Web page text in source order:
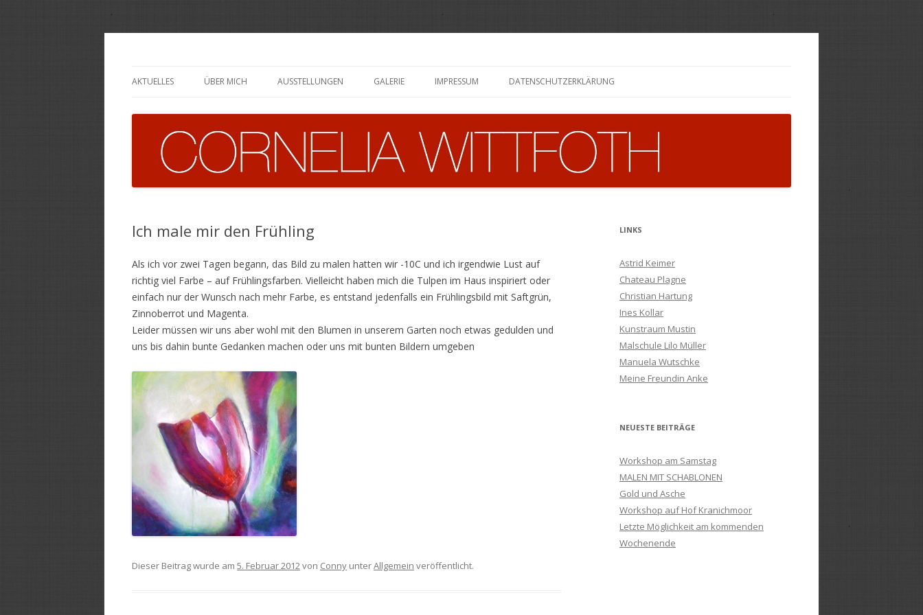
Inhalt
AKTUELLES ÜBER MICH AUSSTELLUNGEN GALERIE IMPRESSUM DATENSCHUTZERKLÄRUNG
Ich male mir den Frühling
Als ich vor zwei Tagen begann, das Bild zu malen hatten wir -10C und ich irgendwie Lust auf
richtig viel Farbe – auf Frühlingsfarben. Vielleicht haben mich die Tulpen im Haus inspiriert oder
einfach nur der Wunsch nach mehr Farbe, es entstand jedenfalls ein Frühlingsbild mit Saftgrün,
Zinnoberrot und Magenta.
Leider müssen wir uns aber wohl mit den Blumen in unserem Garten noch etwas gedulden und
uns bis dahin bunte Gedanken machen oder uns mit bunten Bildern umgeben
Dieser Beitrag wurde am 5. Februar 2012von Conny unterAllgemein veröffentlicht.
LINKS
Astrid Keimer
Chateau Plagne
Christian Hartung
Ines Kollar
Kunstraum Mustin
Malschule Lilo Müller
Manuela Wutschke
Meine Freundin Anke
NEUESTE BEITRÄGE
Workshop am Samstag
MALEN MIT SCHABLONEN
Gold und Asche
Workshop auf Hof Kranichmoor
Letzte Möglichkeit am kommenden
Wochenende